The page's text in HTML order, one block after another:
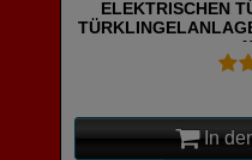
ELEKTRISCHEN
In